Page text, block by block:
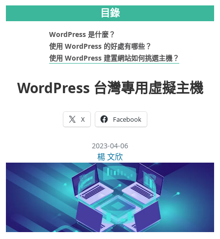
WordPress 台灣專用虛擬主機
X Facebook
2023-04-06
楊 文欣
目錄
WordPress 是什麼？
使用 WordPress 的好處有哪些？
使用 WordPress 建置網站如何挑選主機？